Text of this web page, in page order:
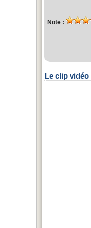
Note :
Le clip vidéo